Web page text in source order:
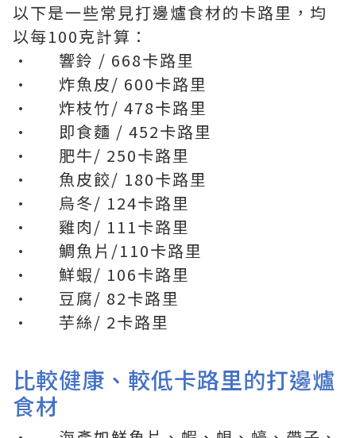
以下是一些常見打邊爐食材的卡路里，均
以每100克計算：
· 響鈴 / 668卡路里
· 炸魚皮/ 600卡路里
· 炸枝竹/ 478卡路里
· 即食麵 / 452卡路里
· 肥牛/ 250卡路里
· 魚皮餃/ 180卡路里
· 烏冬/ 124卡路里
· 雞肉/ 111卡路里
· 鯛魚片/110卡路里
· 鮮蝦/ 106卡路里
· 豆腐/ 82卡路里
· 芋絲/ 2卡路里
比較健康、較低卡路里的打邊爐
食材